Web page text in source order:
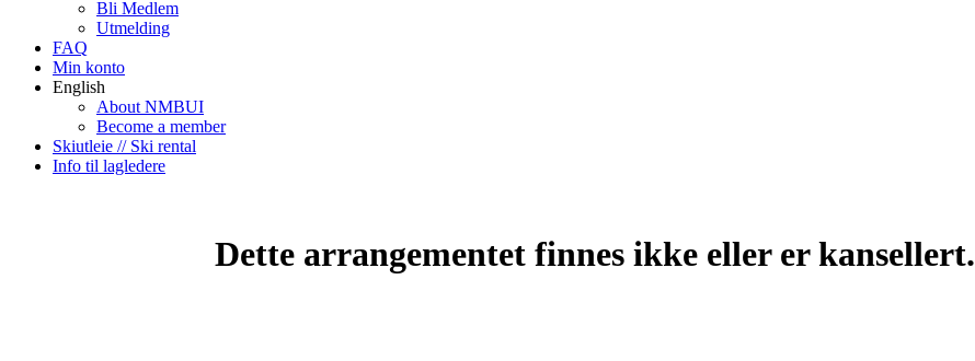
Bli Medlem
Utmelding
FAQ
Min konto
English
About NMBUI
Become a member
Skiutleie // Ski rental
Info til lagledere
Dette arrangementet finnes ikke eller er kansellert.